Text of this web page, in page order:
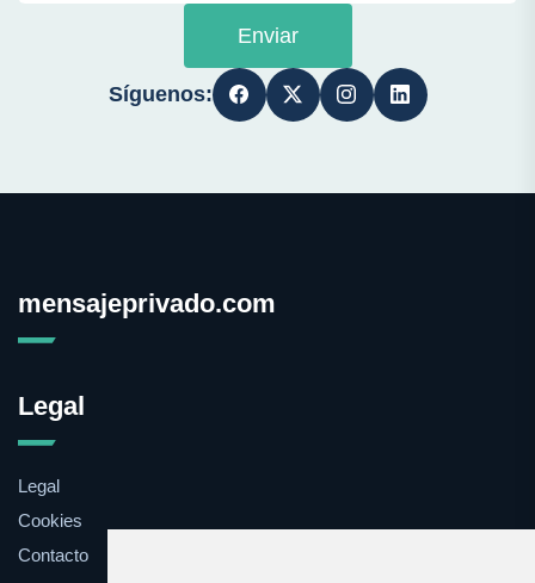
Enviar
Síguenos:
mensajeprivado.com
Legal
Legal
Cookies
Contacto